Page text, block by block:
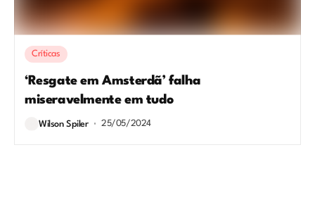
Críticas
‘Resgate em Amsterdã’ falha
miseravelmente em tudo
Wilson Spiler 25/05/2024